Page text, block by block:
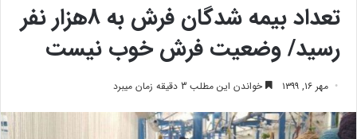
تعداد بیمه شدگان فرش به ۸هزار نفر
رسید/ وضعیت فرش خوب نیست
مهر ۱۶, ۱۳۹۹ خواندن این مطلب 3 دقیقه زمان میبرد